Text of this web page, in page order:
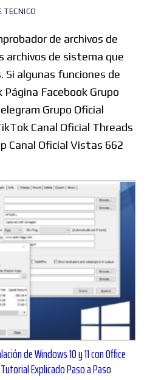
TECNICO
de archivos de
archivos de sistema que
algunas funciones de
Facebook Grupo
Grupo Oficial
Canal Oficial Threads
Canal Oficial Vistas 662
de Windows 10 y 11 con Office
Explicado Paso a Paso